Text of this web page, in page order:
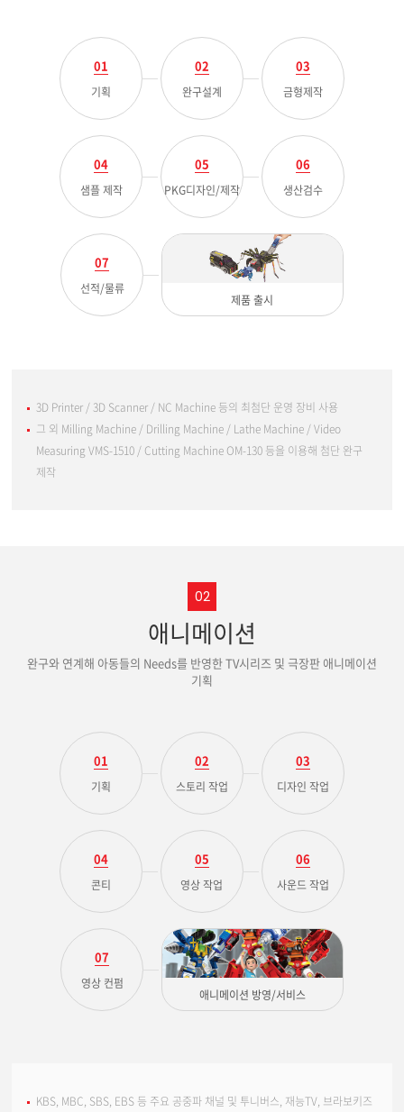
01
기획
02
완구설계
03
금형제작
04
샘플 제작
05
PKG디자인/제작
06
생산검수
07
선적/물류
제품 출시
3D Printer / 3D Scanner / NC Machine 등의 최첨단 운영 장비 사용
그 외 Milling Machine / Drilling Machine / Lathe Machine / Video
Measuring VMS-1510 / Cutting Machine OM-130 등을 이용해 첨단 완구
제작
02
애니메이션
완구와 연계해 아동들의 Needs를 반영한 TV시리즈 및 극장판 애니메이션
기획
01
기획
02
스토리 작업
03
디자인 작업
04
콘티
05
영상 작업
06
사운드 작업
07
영상 컨펌
애니메이션 방영/서비스
KBS, MBC, SBS, EBS 등 주요 공중파 채널 및 투니버스, 재능TV, 브라보키즈